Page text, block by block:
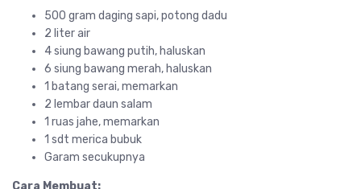
500 gram daging sapi, potong dadu
2 liter air
4 siung bawang putih, haluskan
6 siung bawang merah, haluskan
1 batang serai, memarkan
2 lembar daun salam
1 ruas jahe, memarkan
1 sdt merica bubuk
Garam secukupnya
Cara Membuat: